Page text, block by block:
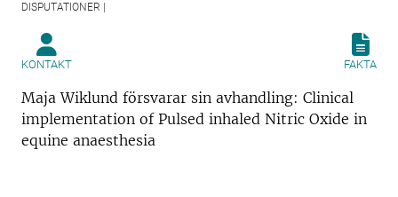
DISPUTATIONER |
KONTAKT FAKTA
Maja Wiklund försvarar sin avhandling: Clinical
implementation of Pulsed inhaled Nitric Oxide in
equine anaesthesia